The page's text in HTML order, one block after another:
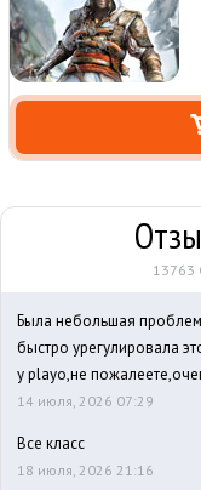
13763
Была небольшая
быстро урегулировала
у playo,не
14 июля, 2026 07:29
Все класс
18 июля, 2026 21:16